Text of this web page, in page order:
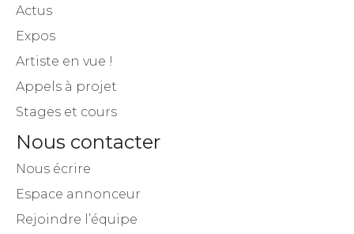
Actus
Expos
Artiste en vue !
Appels à projet
Stages et cours
Nous contacter
Nous écrire
Espace annonceur
Rejoindre l’équipe